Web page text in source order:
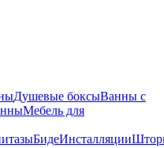
Душевые боксыВанны с
Мебель для
БидеИнсталляции